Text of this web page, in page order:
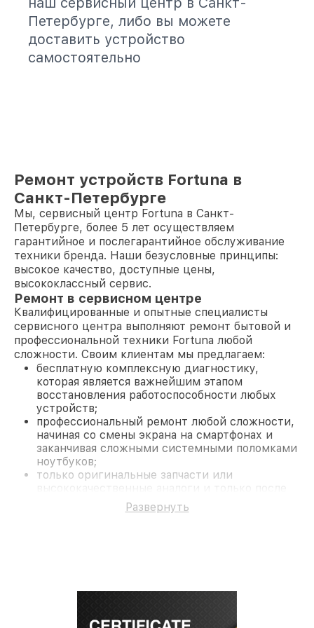
Петербурге, либо вы можете
доставить устройство
самостоятельно
Ремонт устройств Fortuna в
Санкт-Петербурге
Мы, сервисный центр Fortuna в Санкт-
Петербурге, более 5 лет осуществляем
гарантийное и послегарантийное обслуживание
техники бренда. Наши безусловные принципы:
высокое качество, доступные цены,
высококлассный сервис.
Ремонт в сервисном центре
Квалифицированные и опытные специалисты
сервисного центра выполняют ремонт бытовой и
профессиональной техники Fortuna любой
сложности. Своим клиентам мы предлагаем:
бесплатную комплексную диагностику,
которая является важнейшим этапом
восстановления работоспособности любых
устройств;
профессиональный ремонт любой сложности,
начиная со смены экрана на смартфонах и
заканчивая сложными системными поломками
ноутбуков;
только оригинальные запчасти или
согласования с клиентом.
На все работы и замененные комплектующие
Развернуть